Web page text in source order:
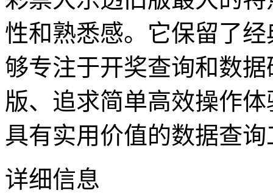
性和熟悉感。它保留了
够专注于开奖查询和数
版、追求简单高效操作
具有实用价值的数据查询
详细信息